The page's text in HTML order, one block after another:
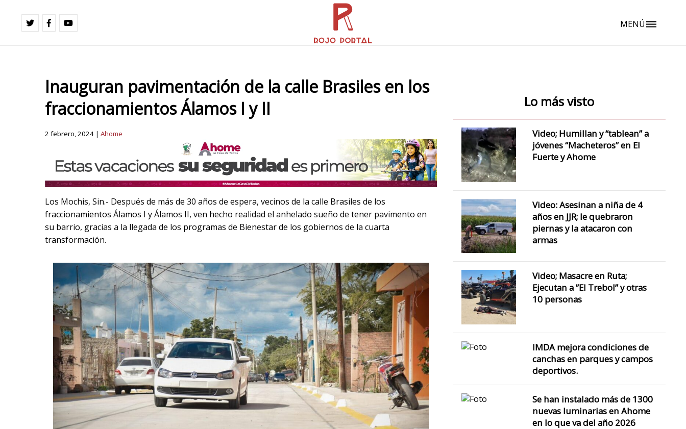
dehaze
MENÚ
Inauguran pavimentación de la calle Brasiles en los
fraccionamientos Álamos I y II
2 febrero, 2024 | Ahome
Los Mochis, Sin.- Después de más de 30 años de espera, vecinos de la calle Brasiles de los
fraccionamientos Álamos I y Álamos II, ven hecho realidad el anhelado sueño de tener pavimento en
su barrio, gracias a la llegada de los programas de Bienestar de los gobiernos de la cuarta
transformación.
Lo más visto
Video; Humillan y “tablean” a
jóvenes “Macheteros” en El
Fuerte y Ahome
Video: Asesinan a niña de 4
años en JJR; le quebraron
piernas y la atacaron con
armas
Video; Masacre en Ruta;
Ejecutan a ”El Trebol” y otras
10 personas
IMDA mejora condiciones de
canchas en parques y campos
deportivos.
Se han instalado más de 1300
nuevas luminarias en Ahome
en lo que va del año 2026